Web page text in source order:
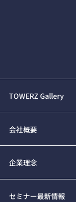
TOWERZ Gallery
会社概要
企業理念
セミナー最新情報